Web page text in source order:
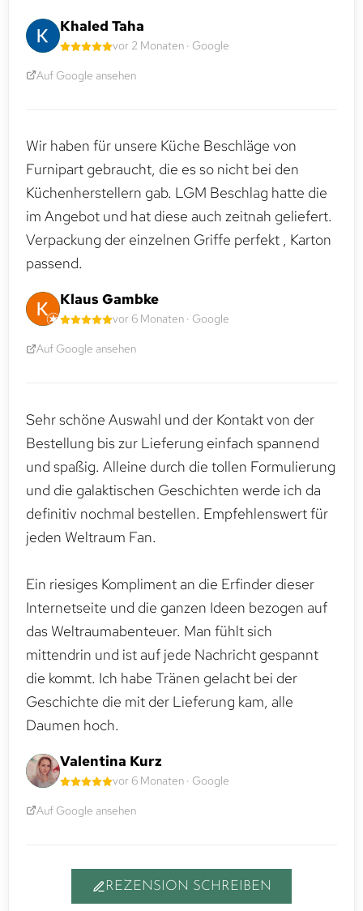
Khaled Taha
vor 2 Monaten · Google
Auf Google ansehen
Wir haben für unsere Küche Beschläge von
Furnipart gebraucht, die es so nicht bei den
Küchenherstellern gab. LGM Beschlag hatte die
im Angebot und hat diese auch zeitnah geliefert.
Verpackung der einzelnen Griffe perfekt , Karton
passend.
Klaus Gambke
vor 6 Monaten · Google
Auf Google ansehen
Sehr schöne Auswahl und der Kontakt von der
Bestellung bis zur Lieferung einfach spannend
und spaßig. Alleine durch die tollen Formulierung
und die galaktischen Geschichten werde ich da
definitiv nochmal bestellen. Empfehlenswert für
jeden Weltraum Fan.
Ein riesiges Kompliment an die Erfinder dieser
Internetseite und die ganzen Ideen bezogen auf
das Weltraumabenteuer. Man fühlt sich
mittendrin und ist auf jede Nachricht gespannt
die kommt. Ich habe Tränen gelacht bei der
Geschichte die mit der Lieferung kam, alle
Daumen hoch.
Valentina Kurz
vor 6 Monaten · Google
Auf Google ansehen
REZENSION SCHREIBEN